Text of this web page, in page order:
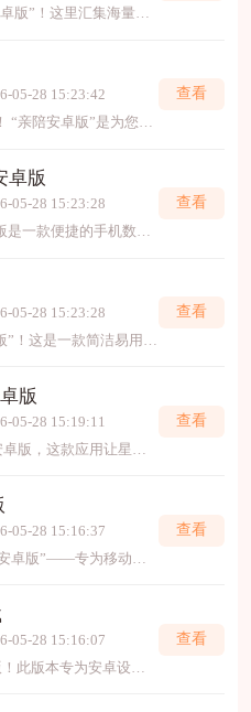
05-28 15:23:42
查看
卓版
05-28 15:23:28
查看
05-28 15:23:28
查看
版
05-28 15:19:11
查看
05-28 15:16:37
查看
05-28 15:16:07
查看